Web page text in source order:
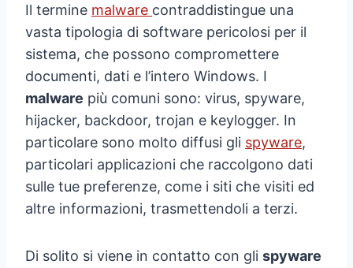
Il termine malware contraddistingue una
vasta tipologia di software pericolosi per il
sistema, che possono compromettere
documenti, dati e l’intero Windows. I
malware più comuni sono: virus, spyware,
hijacker, backdoor, trojan e keylogger. In
particolare sono molto diffusi gli spyware,
particolari applicazioni che raccolgono dati
sulle tue preferenze, come i siti che visiti ed
altre informazioni, trasmettendoli a terzi.
Di solito si viene in contatto con gli spyware